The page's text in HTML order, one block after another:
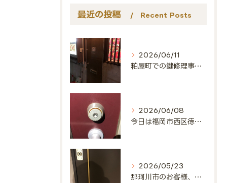
最近の投稿 Recent Posts
2026/06/11
粕屋町での鍵修理事例🔑
2026/06/08
今日は福岡市西区徳永北にお邪魔しました🔑
2026/05/23
那珂川市のお客様、ありがとうございました🔑